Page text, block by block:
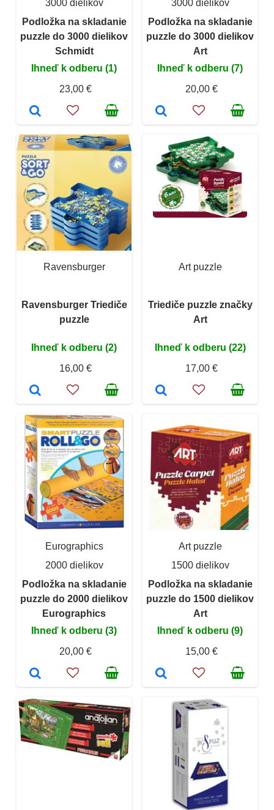
3000 dielikov
Podložka na skladanie
puzzle do 3000 dielikov
Schmidt
Ihneď k odberu (1)
23,00 €
3000 dielikov
Podložka na skladanie
puzzle do 3000 dielikov
Art
Ihneď k odberu (7)
20,00 €
Ravensburger
Ravensburger Triediče
puzzle
Ihneď k odberu (2)
16,00 €
Art puzzle
Triediče puzzle značky
Art
Ihneď k odberu (22)
17,00 €
Eurographics
2000 dielikov
Podložka na skladanie
puzzle do 2000 dielikov
Eurographics
Ihneď k odberu (3)
20,00 €
Art puzzle
1500 dielikov
Podložka na skladanie
puzzle do 1500 dielikov
Art
Ihneď k odberu (9)
15,00 €